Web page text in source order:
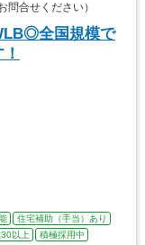
合せください）
全国規模で
住宅補助（手当）あり
以上
積極採用中